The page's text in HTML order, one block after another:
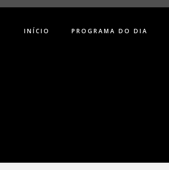
INÍCIO PROGRAMA DO DIA